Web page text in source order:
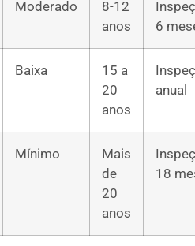
Moderado
8-12
anos
6
Baixa
15 a
20
anos
anual
Mínimo
Mais
de
20
anos
18